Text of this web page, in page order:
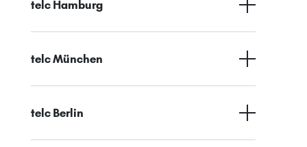
telc Hamburg
telc München
telc Berlin